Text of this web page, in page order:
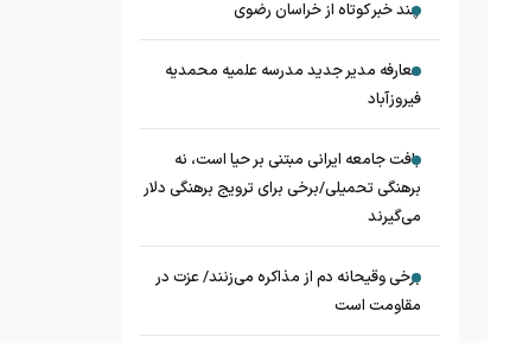
چند خبر کوتاه از خراسان رضوی
معارفه مدیر جدید مدرسه علمیه محمدیه
فیروزآباد
بافت جامعه ایرانی مبتنی بر حیا است، نه
برهنگی تحمیلی/برخی برای ترویج برهنگی دلار
می‌گیرند
برخی وقیحانه دم از مذاکره می‌زنند/ عزت در
مقاومت است